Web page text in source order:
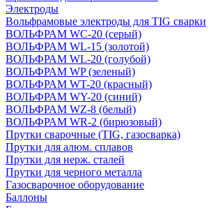
Электроды
Вольфрамовые электроды для TIG сварки
ВОЛЬФРАМ WC-20 (серый)
ВОЛЬФРАМ WL-15 (золотой)
ВОЛЬФРАМ WL-20 (голубой)
ВОЛЬФРАМ WP (зеленый)
ВОЛЬФРАМ WT-20 (красный)
ВОЛЬФРАМ WY-20 (синий)
ВОЛЬФРАМ WZ-8 (белый)
ВОЛЬФРАМ WR-2 (бирюзовый)
Прутки сварочные (TIG, газосварка)
Прутки для алюм. сплавов
Прутки для нерж. сталей
Прутки для черного металла
Газосварочное оборудование
Баллоны